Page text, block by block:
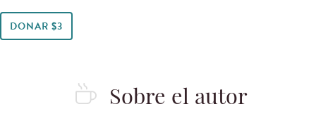
DONAR $3
Sobre el autor